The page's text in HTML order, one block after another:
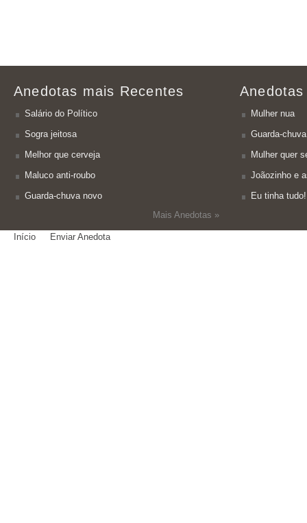
Anedotas mais Recentes
Salário do Político
Sogra jeitosa
Melhor que cerveja
Maluco anti-roubo
Guarda-chuva novo
Mais Anedotas »
Mulher nua
Guarda-
Mulher quer
Joãozinho e
Eu tinha tudo!
Início Enviar Anedota